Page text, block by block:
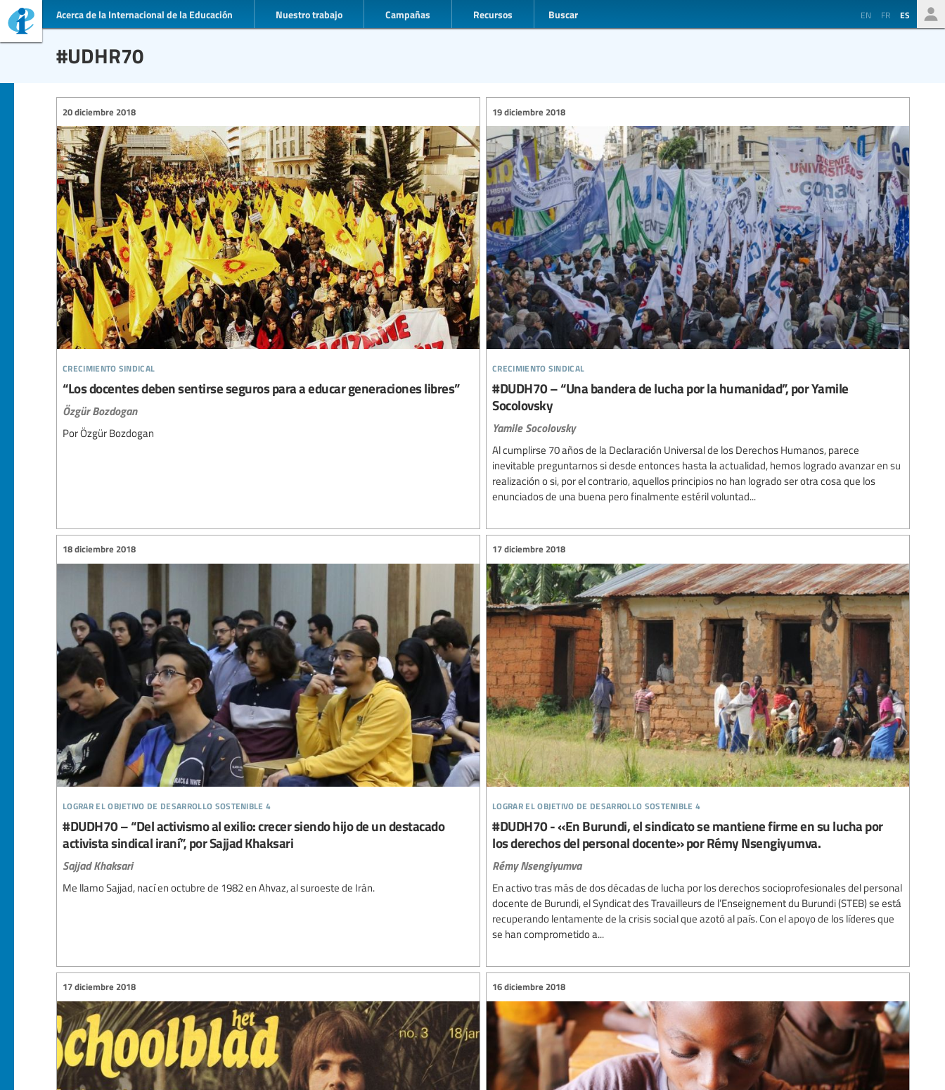
Acerca de la Internacional de la Educación Nuestro trabajo Campañas Recursos Buscar EN FR ES
#UDHR70
crecimiento sindical
20 diciembre 2018
“Los docentes deben sentirse seguros para a educar generaciones libres”
Özgür Bozdogan
Por Özgür Bozdogan
crecimiento sindical
19 diciembre 2018
#DUDH70 – “Una bandera de lucha por la humanidad”, por Yamile
Socolovsky
Yamile Socolovsky
Al cumplirse 70 años de la Declaración Universal de los Derechos Humanos, parece
inevitable preguntarnos si desde entonces hasta la actualidad, hemos logrado avanzar en su
realización o si, por el contrario, aquellos principios no han logrado ser otra cosa que los
enunciados de una buena pero finalmente estéril voluntad...
lograr el objetivo de desarrollo sostenible 4
18 diciembre 2018
#DUDH70 – “Del activismo al exilio: crecer siendo hijo de un destacado
activista sindical iraní”, por Sajjad Khaksari
Sajjad Khaksari
Me llamo Sajjad, nací en octubre de 1982 en Ahvaz, al suroeste de Irán.
lograr el objetivo de desarrollo sostenible 4
17 diciembre 2018
#DUDH70 - «En Burundi, el sindicato se mantiene firme en su lucha por
los derechos del personal docente» por Rémy Nsengiyumva.
Rémy Nsengiyumva
En activo tras más de dos décadas de lucha por los derechos socioprofesionales del personal
docente de Burundi, el Syndicat des Travailleurs de l’Enseignement du Burundi (STEB) se está
recuperando lentamente de la crisis social que azotó al país. Con el apoyo de los líderes que
se han comprometido a...
17 diciembre 2018 16 diciembre 2018